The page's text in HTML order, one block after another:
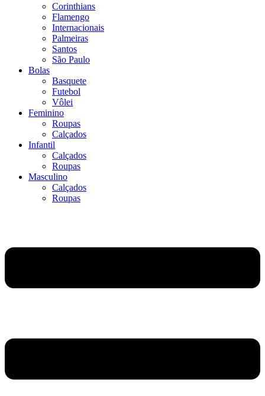
Corinthians
Flamengo
Internacionais
Palmeiras
Santos
São Paulo
Bolas
Basquete
Futebol
Vôlei
Feminino
Roupas
Calçados
Infantil
Calçados
Roupas
Masculino
Calçados
Roupas